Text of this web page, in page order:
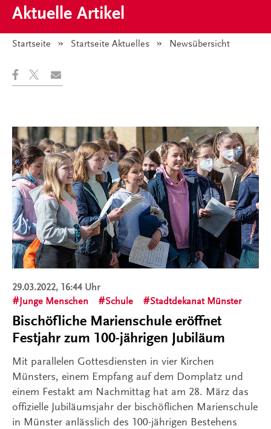
Aktuelle Artikel
Startseite Startseite Aktuelles Angezeigt:
Newsübersicht
29.03.2022, 16:44 Uhr
Junge Menschen
Schule Stadtdekanat Münster
Bischöfliche Marienschule eröffnet
Festjahr zum 100-jährigen Jubiläum
Mit parallelen Gottesdiensten in vier Kirchen
Münsters, einem Empfang auf dem Domplatz und
einem Festakt am Nachmittag hat am 28. März das
offizielle Jubiläumsjahr der bischöflichen Marienschule
in Münster anlässlich des 100-jährigen Bestehens